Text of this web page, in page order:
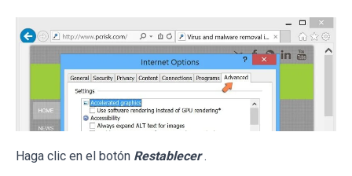
Haga clic en el botón Restablecer .